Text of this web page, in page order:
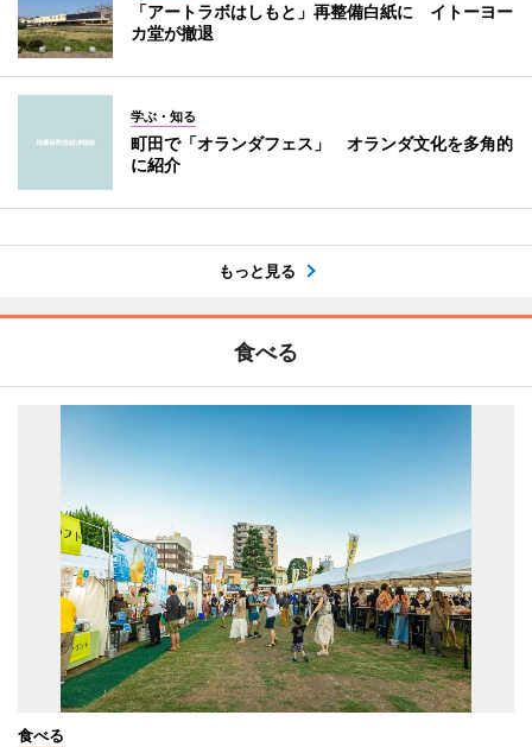
「アートラボはしもと」再整備白紙に イトーヨー
カ堂が撤退
学ぶ・知る
町田で「オランダフェス」 オランダ文化を多角的
に紹介
もっと見る
食べる
食べる